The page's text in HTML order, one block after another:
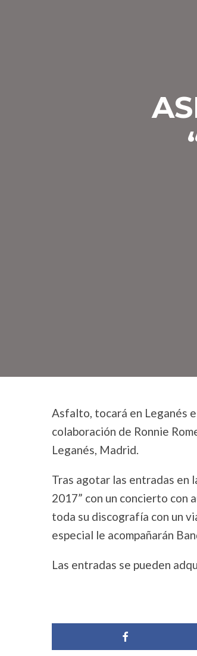
Asfalto, tocará en Leganés
colaboración de Ronnie
Leganés, Madrid.
Tras agotar las entradas en
2017” con un concierto con
toda su discografía con un
especial le acompañarán
Las entradas se pueden